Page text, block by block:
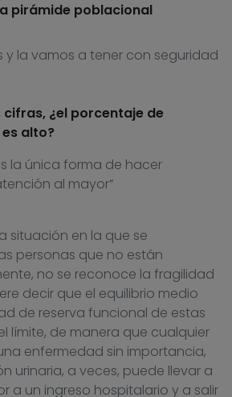
pirámide poblacional
y la vamos a tener con seguridad
¿el porcentaje de
alto?
la única forma de hacer
al mayor”
situación en la que se
personas que no están
no se reconoce la fragilidad
decir que el equilibrio medio
de reserva funcional de estas
límite, de manera que cualquier
enfermedad sin importancia,
urinaria, a veces, puede llevar a
a un ingreso hospitalario y a salir